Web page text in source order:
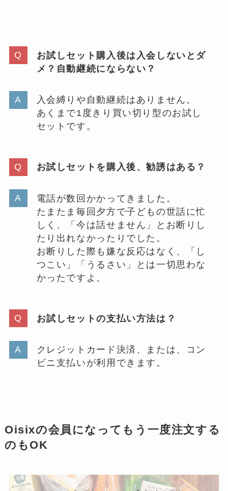
お試しセット購入後は入会しないとダ
メ？自動継続にならない？
入会縛りや自動継続はありません。
あくまで1度きり買い切り型のお試し
セットです。
お試しセットを購入後、勧誘はある？
電話が数回かかってきました。
たまたま毎回夕方で子どもの世話に忙
しく、「今は話せません」とお断りし
たり出れなかったりでした。
お断りした際も嫌な反応はなく、「し
つこい」「うるさい」とは一切思わな
かったですよ。
お試しセットの支払い方法は？
クレジットカード決済、または、コン
ビニ支払いが利用できます。
Oisixの会員になってもう一度注文する
のもOK